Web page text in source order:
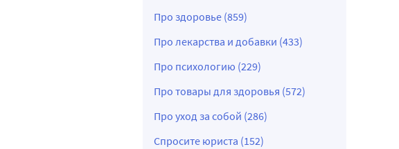
Про здоровье (859)
Про лекарства и добавки (433)
Про психологию (229)
Про товары для здоровья (572)
Про уход за собой (286)
Спросите юриста (152)